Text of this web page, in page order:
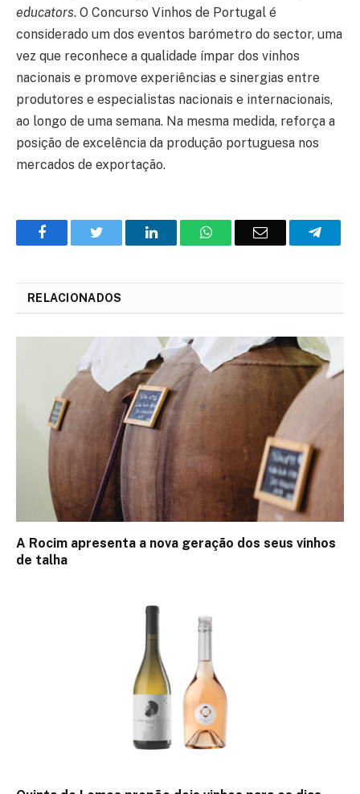
educators. O Concurso Vinhos de Portugal é
considerado um dos eventos barómetro do sector, uma
vez que reconhece a qualidade ímpar dos vinhos
nacionais e promove experiências e sinergias entre
produtores e especialistas nacionais e internacionais,
ao longo de uma semana. Na mesma medida, reforça a
posição de excelência da produção portuguesa nos
mercados de exportação.
FacebookTwitter
O
WhatsAppE-
RELACIONADOS
A Rocim apresenta a nova geração dos seus vinhos
de talha